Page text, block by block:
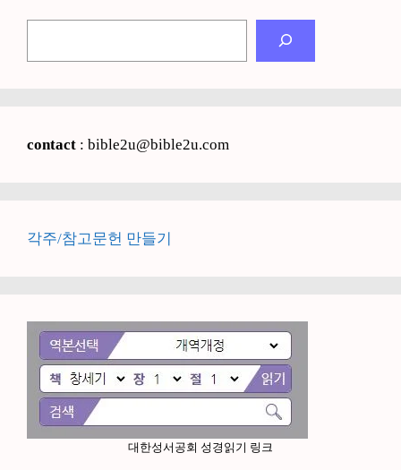
contact : bible2u@bible2u.com
각주/참고문헌 만들기
대한성서공회 성경읽기 링크